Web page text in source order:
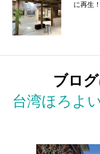
に再生
ブロ
台湾ほろよ